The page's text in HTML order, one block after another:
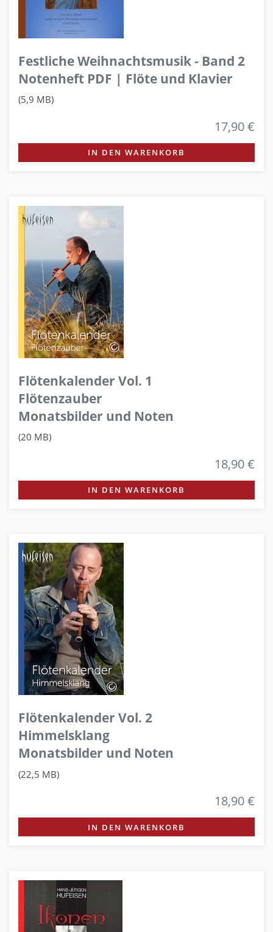
Festliche Weihnachtsmusik - Band 2
Notenheft PDF | Flöte und Klavier
(5,9 MB)
17,90 €
IN DEN WARENKORB
Flötenkalender Vol. 1
Flötenzauber
Monatsbilder und Noten
(20 MB)
18,90 €
IN DEN WARENKORB
Flötenkalender Vol. 2
Himmelsklang
Monatsbilder und Noten
(22,5 MB)
18,90 €
IN DEN WARENKORB